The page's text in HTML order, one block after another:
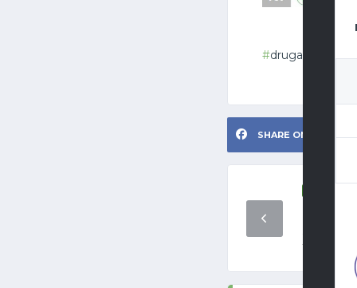
druga hmrl
SHARE ON FACEBOOK
1. OŽUJKA